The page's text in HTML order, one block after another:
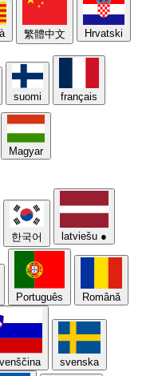
繁體中文 Hrvatski
suomi français
Magyar
한국어 latviešu ●
Português Română
svenska